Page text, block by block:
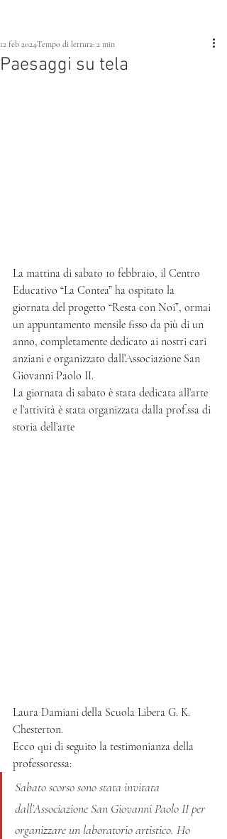
Paesaggi su tela
12 feb 2024Tempo di lettura: 2 min
La mattina di sabato 10 febbraio, il Centro
Educativo “La Contea” ha ospitato la
giornata del progetto “Resta con Noi”, ormai
un appuntamento mensile fisso da più di un
anno, completamente dedicato ai nostri cari
anziani e organizzato dall’Associazione San
Giovanni Paolo II.
La giornata di sabato è stata dedicata all’arte
e l’attività è stata organizzata dalla prof.ssa di
storia dell’arte
Laura Damiani della Scuola Libera G. K.
Chesterton.
Ecco qui di seguito la testimonianza della
professoressa:
Sabato scorso sono stata invitata
dall’Associazione San Giovanni Paolo II per
organizzare un laboratorio artistico. Ho